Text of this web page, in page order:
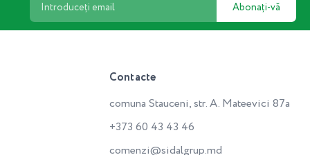
Abonați-vă
Contacte
comuna Stauceni, str. A. Mateevici 87a
+373 60 43 43 46
comenzi@sidalgrup.md